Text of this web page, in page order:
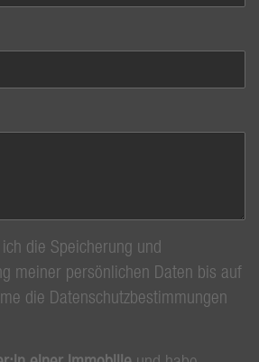
die Speicherung und
meiner persönlichen Daten bis auf
die Datenschutzbestimmungen